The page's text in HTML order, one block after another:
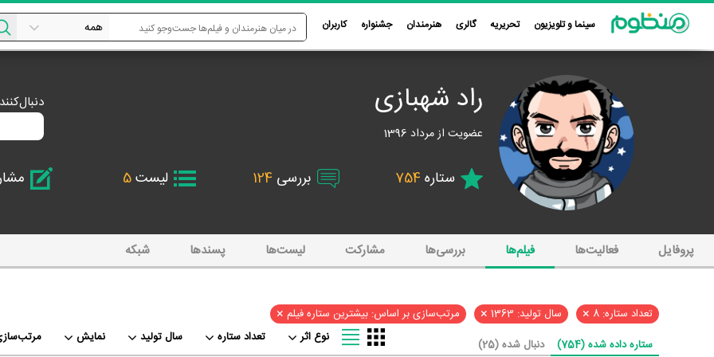
سینما و تلویزیون تحریریه گالری هنرمندان جشنواره کاربران
راد شهبازی
عضویت از مرداد 1396
ستاره 754 بررسی 124 لیست5
پروفایل فعالیت‌ها فیلم‌ها بررسی‌ها مشارکت لیست‌ها پسند‌ها شبکه
تعداد ستاره: 8 × سال تولید: 1363 × مرتب‌سازی بر اساس: بیشترین ستاره فیلم ×
ستاره داده شده (754) دنبال شده (25) نمایش سال تولید تعداد ستاره نوع اثر